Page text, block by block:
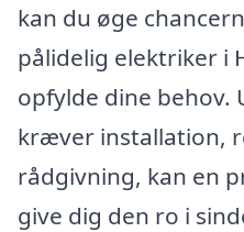
kan du øge
pålidelig elektriker i
opfylde dine behov.
kræver installation,
rådgivning, kan en
give dig den ro i